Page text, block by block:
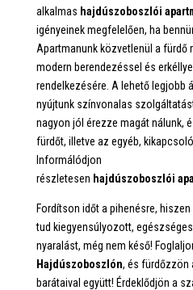
alkalmas hajdúszoboszlói
igényeinek megfelelően, ha
Apartmanunk közvetlenül a fürdő
modern berendezéssel és
rendelkezésére. A lehető legjobb
nyújtunk színvonalas
nagyon jól érezze magát nálunk,
fürdőt, illetve az egyéb,
Informálódjon
részletesen hajdúszoboszlói
Fordítson időt a pihenésre,
tud kiegyensúlyozott,
nyaralást, még nem késő!
Hajdúszoboszlón, és fürdőzzön
barátaival együtt! Érdeklődjön a